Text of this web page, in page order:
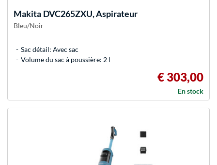
Makita DVC265ZXU, Aspirateur
Bleu/Noir
Sac détail: Avec sac
Volume du sac à poussière: 2 l
€ 303,00
En stock